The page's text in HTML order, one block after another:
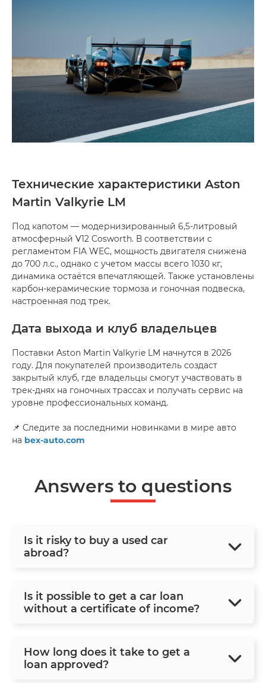
Технические характеристики Aston
Martin Valkyrie LM
Под капотом — модернизированный 6,5-литровый
атмосферный V12 Cosworth. В соответствии с
регламентом FIA WEC, мощность двигателя снижена
до 700 л.с., однако с учетом массы всего 1030 кг,
динамика остаётся впечатляющей. Также установлены
карбон-керамические тормоза и гоночная подвеска,
настроенная под трек.
Дата выхода и клуб владельцев
Поставки Aston Martin Valkyrie LM начнутся в 2026
году. Для покупателей производитель создаст
закрытый клуб, где владельцы смогут участвовать в
трек-днях на гоночных трассах и получать сервис на
уровне профессиональных команд.
📌 Следите за последними новинками в мире авто
на bex-auto.com
Answers to questions
Is it risky to buy a used car
abroad?
Is it possible to get a car loan
without a certificate of income?
How long does it take to get a
loan approved?